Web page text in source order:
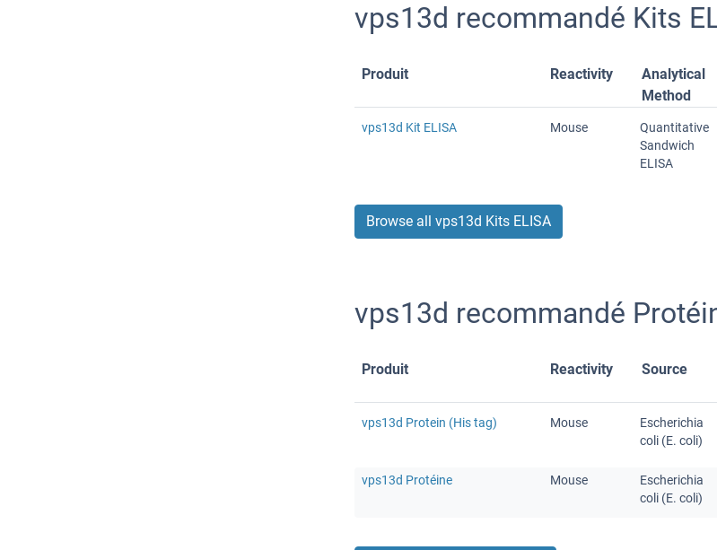
vps13d recommandé Kits
Produit Reactivity
Analytical
Method
vps13d Kit ELISA Mouse
Quantitative
Sandwich
ELISA
Browse all vps13d Kits ELISA
vps13d recommandé
Produit Reactivity Source
vps13d Protein (His tag) Mouse
Escherichia
coli (E. coli)
vps13d Protéine Mouse
Escherichia
coli (E. coli)